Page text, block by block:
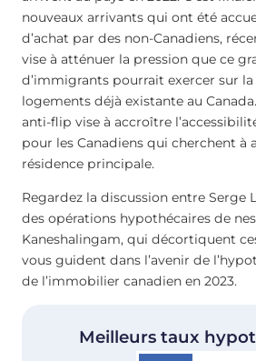
nouveaux arrivants qui ont été
d’achat par des non-Canadiens,
vise à atténuer la pression que ce
d’immigrants pourrait exercer sur
logements déjà existante au
anti-flip vise à accroître
pour les Canadiens qui cherchent à
résidence principale.
Regardez la discussion entre Serge
des opérations hypothécaires de
Kaneshalingam, qui décortiquent
vous guident dans l’avenir de
de l’immobilier canadien en 2023.
Meilleurs taux